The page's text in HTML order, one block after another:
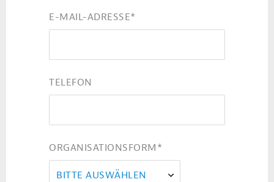
E-MAIL-ADRESSE*
TELEFON
ORGANISATIONSFORM *
BITTE AUSWÄHLEN